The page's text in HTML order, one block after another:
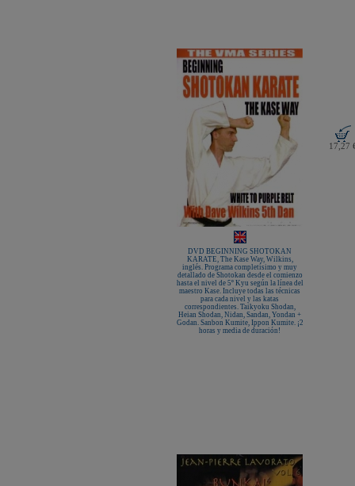
17,27
DVD BEGINNING SHOTOKAN
KARATE, The Kase Way, Wilkins,
inglés. Programa completísimo y muy
detallado de Shotokan desde el comienzo
hasta el nivel de 5º Kyu según la línea del
maestro Kase. Incluye todas las técnicas
para cada nivel y las katas
correspondientes. Taikyoku Shodan,
Heian Shodan, Nidan, Sandan, Yondan +
Godan. Sanbon Kumite, Ippon Kumite. ¡2
horas y media de duración!